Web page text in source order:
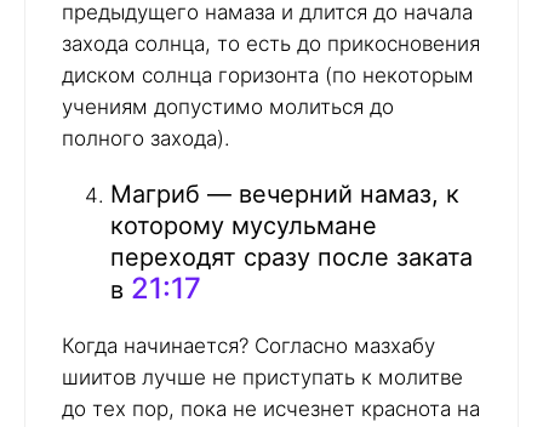
предыдущего намаза и длится до начала
захода солнца, то есть до прикосновения
диском солнца горизонта (по некоторым
учениям допустимо молиться до
полного захода).
Магриб — вечерний намаз, к
которому мусульмане
переходят сразу после заката
в 21:17
Когда начинается? Согласно мазхабу
шиитов лучше не приступать к молитве
до тех пор, пока не исчезнет краснота на